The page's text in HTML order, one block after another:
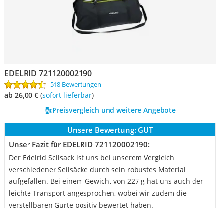
EDELRID 721120002190
518 Bewertungen
ab 26,00 € ( Sofort lieferbar)
Preisvergleich und weitere Angebote
Unsere Bewertung: GUT
Unser Fazit für EDELRID 721120002190:
Der Edelrid Seilsack ist uns bei unserem Vergleich
verschiedener Seilsäcke durch sein robustes Material
aufgefallen. Bei einem Gewicht von 227 g hat uns auch der
leichte Transport angesprochen, wobei wir zudem die
verstellbaren Gurte positiv bewertet haben.